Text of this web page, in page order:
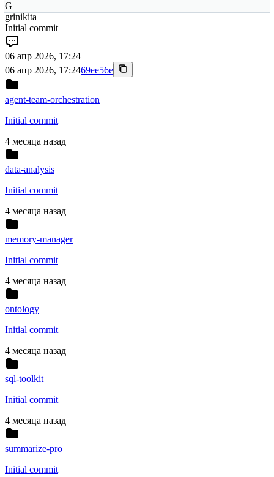
G
grinikita
Initial commit
06 апр 2026, 17:24
06 апр 2026, 17:2469ee56e
agent-team-orchestration
Initial commit
4 месяца назад
data-analysis
Initial commit
4 месяца назад
memory-manager
Initial commit
4 месяца назад
ontology
Initial commit
4 месяца назад
sql-toolkit
Initial commit
4 месяца назад
summarize-pro
Initial commit